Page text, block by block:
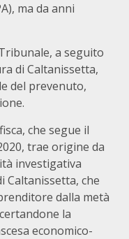
ma da anni
a seguito
di Caltanissetta,
del prevenuto,
che segue il
trae origine da
investigativa
Caltanissetta, che
dalla metà
la
economico-